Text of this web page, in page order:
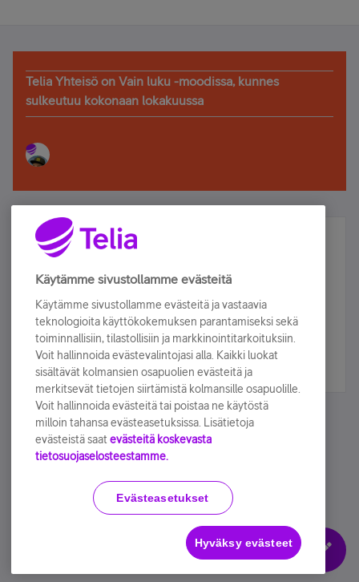
Telia Yhteisö on Vain luku -moodissa, kunnes
sulkeutuu kokonaan lokakuussa
Älä jää paitsi – osallistu ja voita!
Tilaa Telian uutiskirje ja olet mukana arvonnassa.
sähköpostiisi.
Tilaa nyt
Käyttöehdot Accessibility statement
Evästeasetukset
Käytämme sivustollamme evästeitä
Käytämme sivustollamme evästeitä ja vastaavia
teknologioita käyttökokemuksen parantamiseksi sekä
toiminnallisiin, tilastollisiin ja markkinointitarkoituksiin.
Voit hallinnoida evästevalintojasi alla. Kaikki luokat
sisältävät kolmansien osapuolien evästeitä ja
merkitsevät tietojen siirtämistä kolmansille osapuolille.
Voit hallinnoida evästeitä tai poistaa ne käytöstä
milloin tahansa evästeasetuksissa. Lisätietoja
evästeistä saat evästeitä koskevasta
tietosuojaselosteestamme.
Evästeasetukset
Hyväksy evästeet